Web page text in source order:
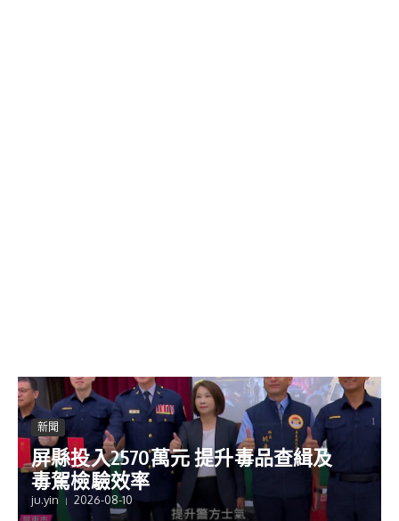
新聞
屏縣投入2570萬元 提升毒品查緝及
毒駕檢驗效率
ju.yin 2026-08-10